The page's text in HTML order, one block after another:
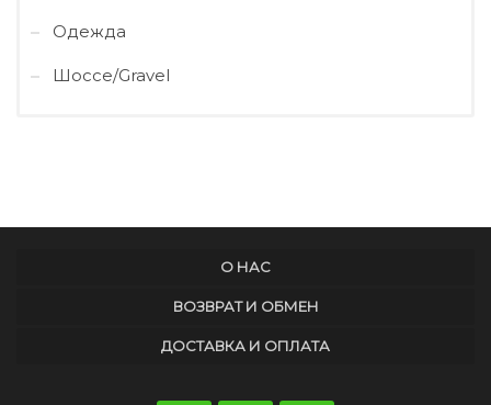
Одежда
Шоссе/Gravel
О НАС
ВОЗВРАТ И ОБМЕН
ДОСТАВКА И ОПЛАТА